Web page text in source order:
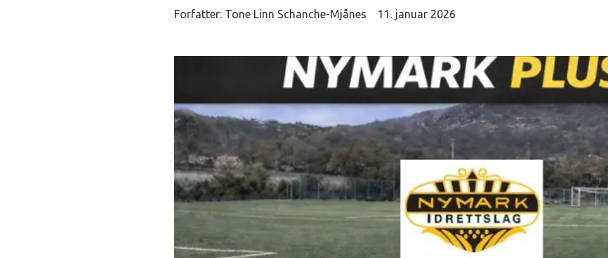
Forfatter: Tone Linn Schanche-Mjånes 11. januar 2026